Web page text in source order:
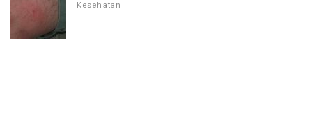
Kesehatan